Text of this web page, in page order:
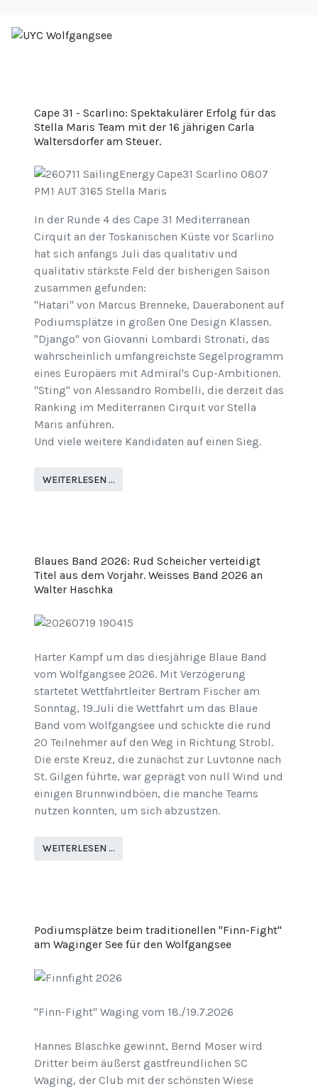
Cape 31 - Scarlino: Spektakulärer Erfolg für das
Stella Maris Team mit der 16 jährigen Carla
Waltersdorfer am Steuer.
In der Runde 4 des Cape 31 Mediterranean
Cirquit an der Toskanischen Küste vor Scarlino
hat sich anfangs Juli das qualitativ und
qualitativ stärkste Feld der bisherigen Saison
zusammen gefunden:
"Hatari" von Marcus Brenneke, Dauerabonent auf
Podiumsplätze in großen One Design Klassen.
"Django" von Giovanni Lombardi Stronati, das
wahrscheinlich umfangreichste Segelprogramm
eines Europäers mit Admiral's Cup-Ambitionen.
"Sting" von Alessandro Rombelli, die derzeit das
Ranking im Mediterranen Cirquit vor Stella
Maris anführen.
Und viele weitere Kandidaten auf einen Sieg.
WEITERLESEN …
Blaues Band 2026: Rud Scheicher verteidigt
Titel aus dem Vorjahr. Weisses Band 2026 an
Walter Haschka
Harter Kampf um das diesjährige Blaue Band
vom Wolfgangsee 2026. Mit Verzögerung
startetet Wettfahrtleiter Bertram Fischer am
Sonntag, 19.Juli die Wettfahrt um das Blaue
Band vom Wolfgangsee und schickte die rund
20 Teilnehmer auf den Weg in Richtung Strobl.
Die erste Kreuz, die zunächst zur Luvtonne nach
St. Gilgen führte, war geprägt von null Wind und
einigen Brunnwindböen, die manche Teams
nutzen konnten, um sich abzustzen.
WEITERLESEN …
Podiumsplätze beim traditionellen "Finn-Fight"
am Waginger See für den Wolfgangsee
"Finn-Fight" Waging vom 18./19.7.2026
Hannes Blaschke gewinnt, Bernd Moser wird
Dritter beim äußerst gastfreundlichen SC
Waging, der Club mit der schönsten Wiese